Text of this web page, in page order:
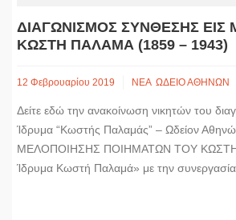
ΔΙΑΓΩΝΙΣΜΟΣ ΣΥΝΘΕΣΗΣ
ΚΩΣΤΗ ΠΑΛΑΜΑ (1859 – 1943)
12 Φεβρουαρίου 2019 ΝΕΑ ΩΔΕΙΟ ΑΘΗΝΩΝ
Δείτε εδώ την ανακοίνωση νικητών του
Ίδρυμα “Κωστής Παλαμάς” – Ωδείον
ΜΕΛΟΠΟΙΗΣΗΣ ΠΟΙΗΜΑΤΩΝ ΤΟΥ
Ίδρυμα Κωστή Παλαμά» με την